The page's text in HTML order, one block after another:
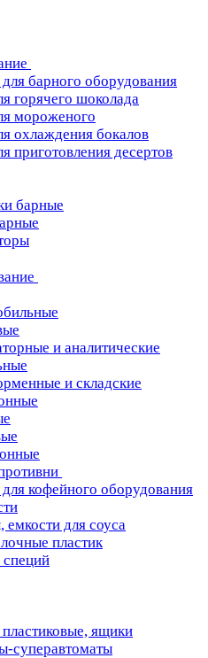
барного оборудования
горячего шоколада
мороженого
охлаждения бокалов
приготовления десертов
барные
и аналитические
и складские
кофейного оборудования
для соуса
пластик
специй
ящики
суперавтоматы